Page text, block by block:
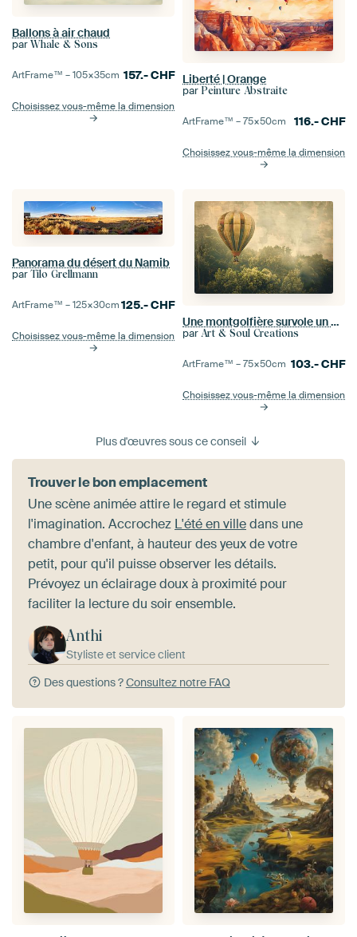
Ballons à air chaud
par Whale & Sons
ArtFrame™ –105×35cm 157.-CHF
Choisissez vous-même la dimension
Liberté | Orange
par Peinture Abstraite
ArtFrame™ –75×50cm 116.-CHF
Choisissez vous-même la dimension
Panorama du désert du Namib
par Tilo Grellmann
ArtFrame™ –125×30cm125.-CHF
Choisissez vous-même la dimension
Une montgolfière survole un paysage forestier
par Art & Soul Creations
ArtFrame™ –75×50cm 103.-CHF
Choisissez vous-même la dimension
Plus d'œuvres sous ce conseil
Trouver le bon emplacement
Une scène animée attire le regard et stimule
l'imagination. Accrochez L'été en villedans une
chambre d'enfant, à hauteur des yeux de votre
petit, pour qu'il puisse observer les détails.
Prévoyez un éclairage doux à proximité pour
faciliter la lecture du soir ensemble.
Anthi
Styliste et service client
Des questions ?Consultez notre FAQ